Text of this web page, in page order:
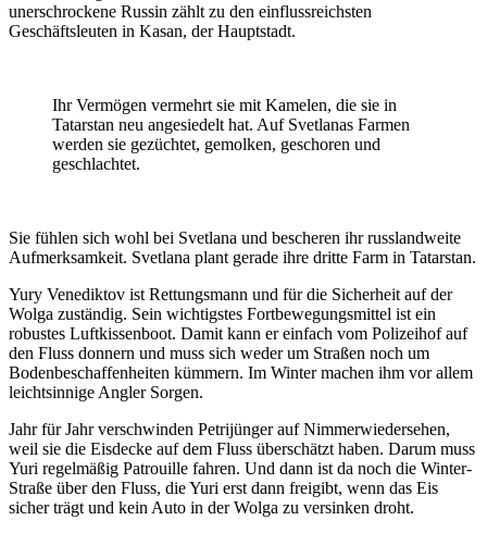
unerschrockene Russin zählt zu den einflussreichsten
Geschäftsleuten in Kasan, der Hauptstadt.
Ihr Vermögen vermehrt sie mit Kamelen, die sie in
Tatarstan neu angesiedelt hat. Auf Svetlanas Farmen
werden sie gezüchtet, gemolken, geschoren und
geschlachtet.
Sie fühlen sich wohl bei Svetlana und bescheren ihr russlandweite
Aufmerksamkeit. Svetlana plant gerade ihre dritte Farm in Tatarstan.
Yury Venediktov ist Rettungsmann und für die Sicherheit auf der
Wolga zuständig. Sein wichtigstes Fortbewegungsmittel ist ein
robustes Luftkissenboot. Damit kann er einfach vom Polizeihof auf
den Fluss donnern und muss sich weder um Straßen noch um
Bodenbeschaffenheiten kümmern. Im Winter machen ihm vor allem
leichtsinnige Angler Sorgen.
Jahr für Jahr verschwinden Petrijünger auf Nimmerwiedersehen,
weil sie die Eisdecke auf dem Fluss überschätzt haben. Darum muss
Yuri regelmäßig Patrouille fahren. Und dann ist da noch die Winter-
Straße über den Fluss, die Yuri erst dann freigibt, wenn das Eis
sicher trägt und kein Auto in der Wolga zu versinken droht.